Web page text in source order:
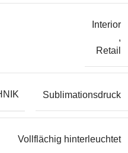
Interior
,
Retail
Sublimationsdruck
Vollflächig hinterleuchtet